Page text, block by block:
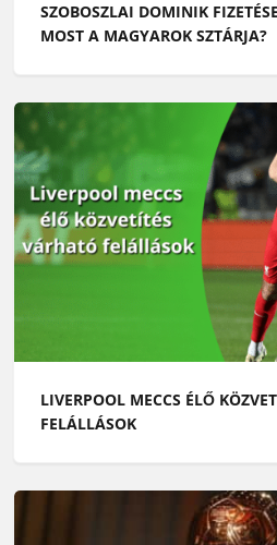
SZOBOSZLAI DOMINIK
MOST A MAGYAROK SZTÁRJA?
LIVERPOOL MECCS ÉLŐ
FELÁLLÁSOK